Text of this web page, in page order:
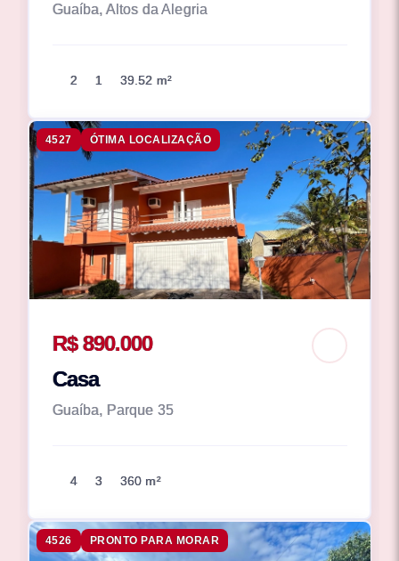
Guaíba, Altos da Alegria
2 1 39.52 m²
4527 ÓTIMA LOCALIZAÇÃO
R$ 890.000
Casa
Guaíba, Parque 35
4 3 360 m²
4526 PRONTO PARA MORAR